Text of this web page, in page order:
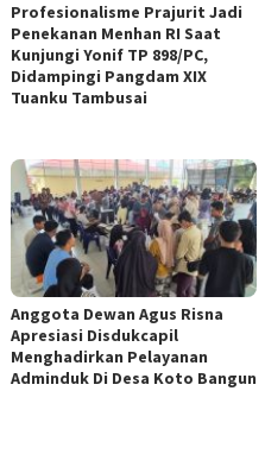
Profesionalisme Prajurit Jadi
Penekanan Menhan RI Saat
Kunjungi Yonif TP 898/PC,
Didampingi Pangdam XIX
Tuanku Tambusai
Anggota Dewan Agus Risna
Apresiasi Disdukcapil
Menghadirkan Pelayanan
Adminduk Di Desa Koto Bangun